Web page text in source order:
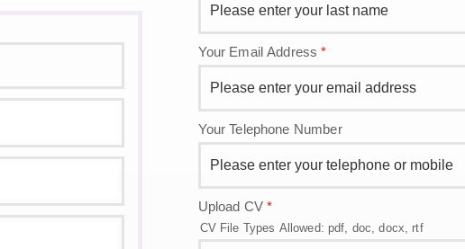
Your Email Address*
Your Telephone Number
Upload CV *
CV File Types Allowed: pdf, doc, docx, rtf